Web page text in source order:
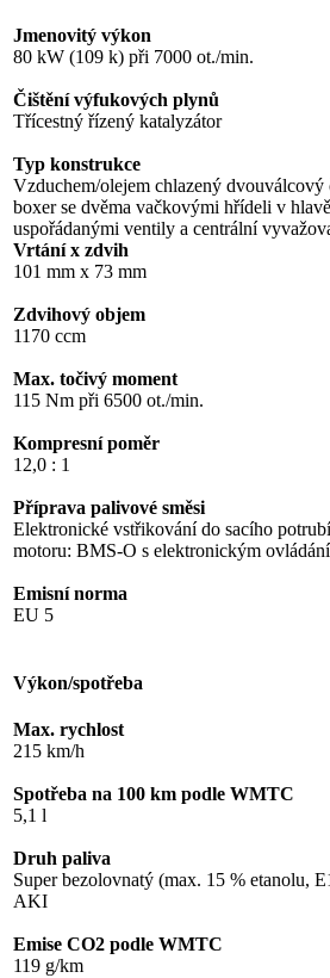
Jmenovitý výkon
80 kW (109 k) při 7000 ot./min.
Čištění výfukových plynů
Třícestný řízený katalyzátor
Typ konstrukce
Vzduchem/olejem chlazený
boxer se dvěma vačkovými hřídeli v
uspořádanými ventily a centrální
Vrtání x zdvih
101 mm x 73 mm
Zdvihový objem
1170 ccm
Max. točivý moment
115 Nm při 6500 ot./min.
Kompresní poměr
12,0 : 1
Příprava palivové směsi
Elektronické vstřikování do sacího
motoru: BMS-O s elektronickým
Emisní norma
EU 5
Výkon/spotřeba
Max. rychlost
215 km/h
Spotřeba na 100 km podle WMTC
5,1 l
Druh paliva
Super bezolovnatý (max. 15 % etanolu,
AKI
Emise CO2 podle WMTC
119 g/km